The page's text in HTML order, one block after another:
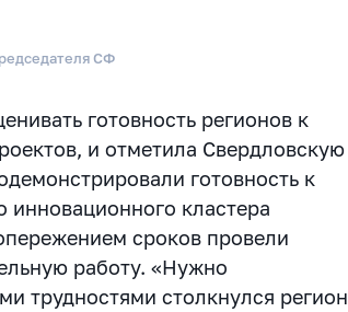
СФ
готовность регионов к
и отметила Свердловскую
готовность к
инновационного кластера
сроков провели
работу. «Нужно
трудностями столкнулся регион